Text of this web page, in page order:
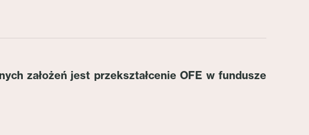
założeń jest przekształcenie OFE w fundusze